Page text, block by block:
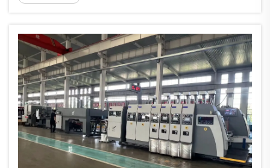
обзиром на разноврсне доступне опције, као
Machinery ...